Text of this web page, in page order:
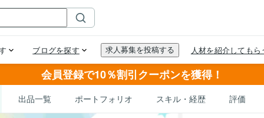
会員登録で10％割引クーポンを獲得！
出品一覧 ポートフォリオ スキル・経歴 評価